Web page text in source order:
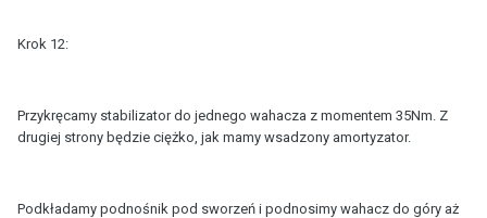
Krok 12:
Przykręcamy stabilizator do jednego wahacza z momentem 35Nm. Z
drugiej strony będzie ciężko, jak mamy wsadzony amortyzator.
Podkładamy podnośnik pod sworzeń i podnosimy wahacz do góry aż